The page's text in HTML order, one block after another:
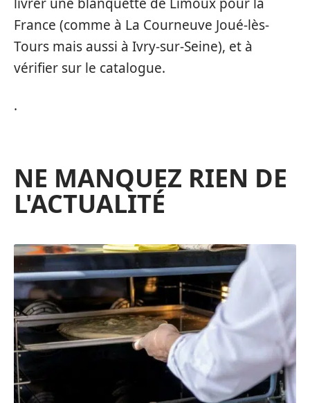
France (comme à La Courneuve Joué-lès-
Tours mais aussi à Ivry-sur-Seine), et à
vérifier sur le catalogue.
.
NE MANQUEZ RIEN DE
L'ACTUALITÉ